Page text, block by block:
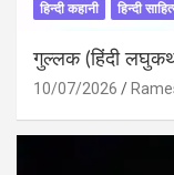
हिन्दी कहानी हिन्दी
गुल्लक (हिंदी
10/07/2026